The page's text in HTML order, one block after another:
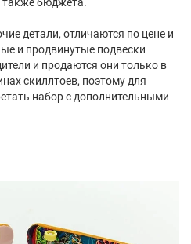
детали, отличаются по цене и
и продвинутые подвески
и продаются они только в
скиллтоев, поэтому для
набор с дополнительными